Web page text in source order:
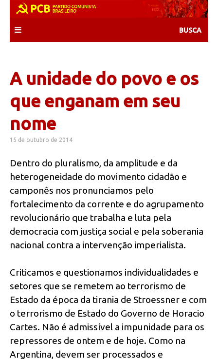
content
A unidade do povo e os
que enganam em seu
nome
15 de outubro de 2014
Dentro do pluralismo, da amplitude e da
heterogeneidade do movimento cidadão e
camponês nos pronunciamos pelo
fortalecimento da corrente e do agrupamento
revolucionário que trabalha e luta pela
democracia com justiça social e pela soberania
nacional contra a intervenção imperialista.
Criticamos e questionamos individualidades e
setores que se remetem ao terrorismo de
Estado da época da tirania de Stroessner e com
o terrorismo de Estado do Governo de Horacio
Cartes. Não é admissível a impunidade para os
repressores de ontem e de hoje. Como na
Argentina, devem ser processados e